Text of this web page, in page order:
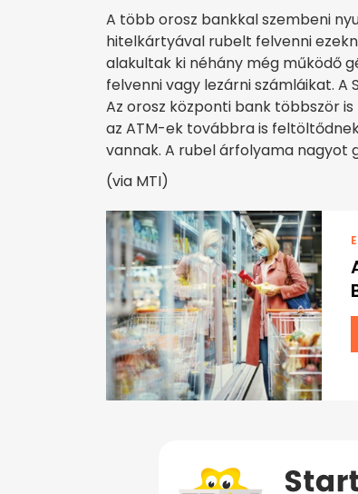
A több orosz bankkal szembeni
hitelkártyával rubelt felvenni
alakultak ki néhány még működő
felvenni vagy lezárni számláikat.
Az orosz központi bank többször
az ATM-ek továbbra is
vannak. A rubel árfolyama nagyot
(via MTI)